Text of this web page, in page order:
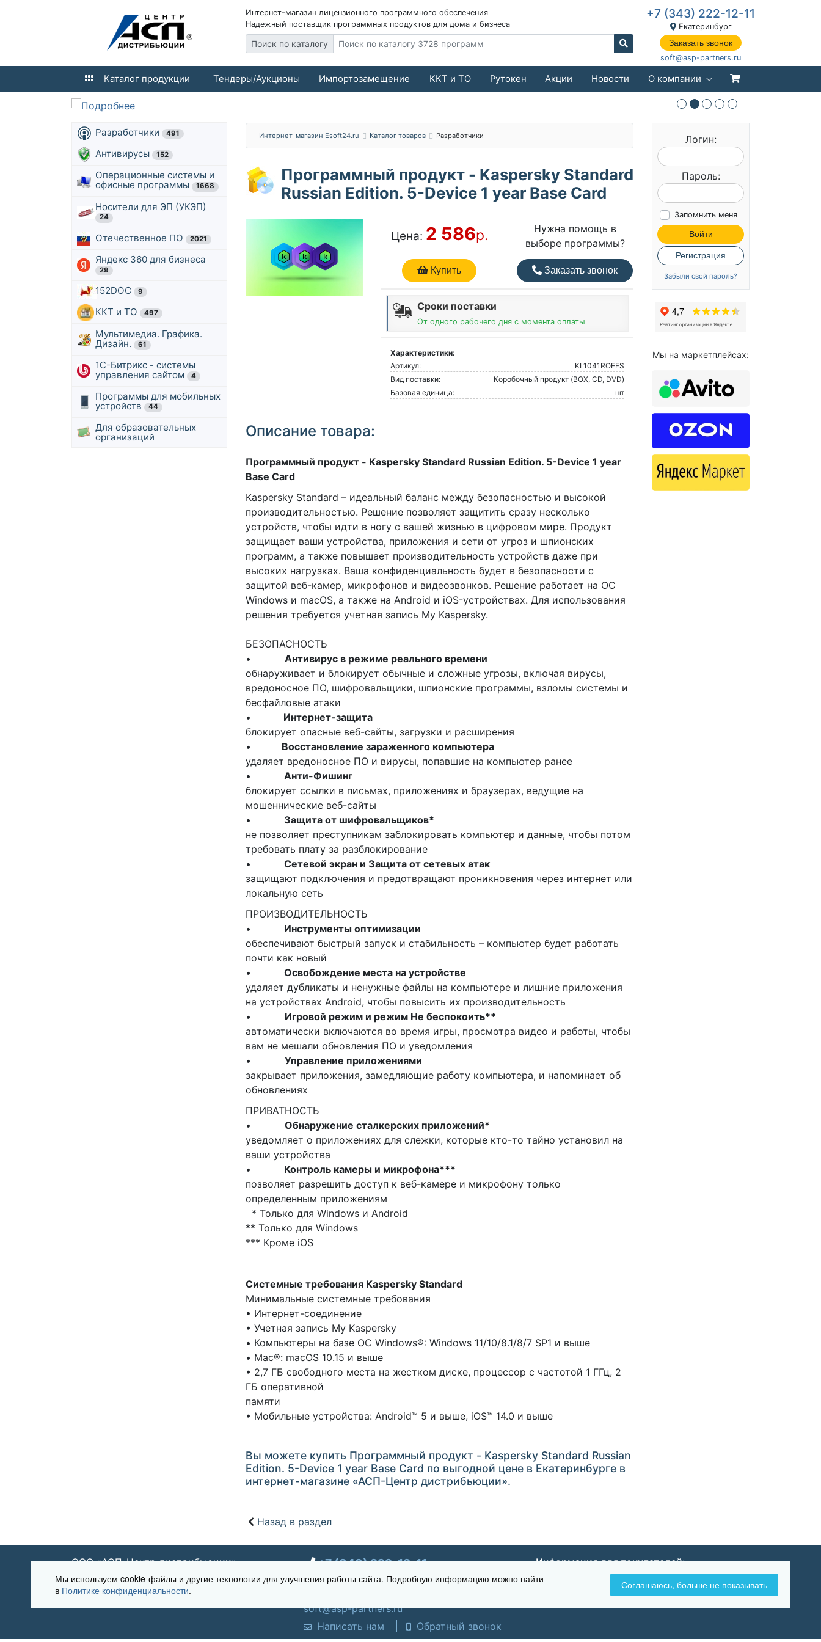
Интернет-магазин лицензионного программного обеспечения
Надежный поставщик программных продуктов для дома и бизнеса
Поиск по каталогу
+7 (343) 222-12-11
Екатеринбург
Заказать звонок
soft@asp-partners.ru
Каталог продукции Тендеры/Аукционы Импортозамещение ККТ и ТО Рутокен Акции Новости О компании
Разработчики 491
Антивирусы 152
Операционные системы и
офисные программы
1668
Носители для ЭП (УКЭП)
24
Отечественное ПО 2021
Яндекс 360 для бизнеса
29
152DOC 9
ККТ и ТО 497
Мультимедиа. Графика.
Дизайн.
61
1С-Битрикс - системы
управления сайтом
4
Программы для мобильных
устройств
44
Для образовательных
организаций
Интернет-магазин Esoft24.ru Каталог товаров Разработчики
Программный продукт - Kaspersky Standard
Russian Edition. 5-Device 1 year Base Card
Цена: 2 586р.
Купить
Нужна помощь в
выборе программы?
Заказать звонок
Сроки поставки
От одного рабочего дня с момента оплаты
Характеристики:
Артикул:
KL1041ROEFS
Вид поставки:
Коробочный продукт (BOX, CD, DVD)
Базовая единица:
шт
Описание товара:
Программный продукт - Kaspersky Standard Russian Edition. 5-Device 1 year
Base Card
Kaspersky Standard – идеальный баланс между безопасностью и высокой
производительностью. Решение позволяет защитить сразу несколько
устройств, чтобы идти в ногу с вашей жизнью в цифровом мире. Продукт
защищает ваши устройства, приложения и сети от угроз и шпионских
программ, а также повышает производительность устройств даже при
высоких нагрузках. Ваша конфиденциальность будет в безопасности с
защитой веб-камер, микрофонов и видеозвонков. Решение работает на ОС
Windows и macOS, а также на Android и iOS-устройствах. Для использования
решения требуется учетная запись My Kaspersky.
БЕЗОПАСНОСТЬ
• Антивирус в режиме реального времени
обнаруживает и блокирует обычные и сложные угрозы, включая вирусы,
вредоносное ПО, шифровальщики, шпионские программы, взломы системы и
бесфайловые атаки
•
Интернет-защита
блокирует опасные веб-сайты, загрузки и расширения
•
Восстановление зараженного компьютера
удаляет вредоносное ПО и вирусы, попавшие на компьютер ранее
•
Анти-Фишинг
блокирует ссылки в письмах, приложениях и браузерах, ведущие на
мошеннические веб-сайты
•
Защита от шифровальщиков*
не позволяет преступникам заблокировать компьютер и данные, чтобы потом
требовать плату за разблокирование
•
Сетевой экран и Защита от сетевых атак
защищают подключения и предотвращают проникновения через интернет или
локальную сеть
ПРОИЗВОДИТЕЛЬНОСТЬ
•
Инструменты оптимизации
обеспечивают быстрый запуск и стабильность – компьютер будет работать
почти как новый
•
Освобождение места на устройстве
удаляет дубликаты и ненужные файлы на компьютере и лишние приложения
на устройствах Android, чтобы повысить их производительность
• Игровой режим и режим Не беспокоить**
автоматически включаются во время игры, просмотра видео и работы, чтобы
вам не мешали обновления ПО и уведомления
• Управление приложениями
закрывает приложения, замедляющие работу компьютера, и напоминает об
обновлениях
ПРИВАТНОСТЬ
• Обнаружение сталкерских приложений*
уведомляет о приложениях для слежки, которые кто-то тайно установил на
ваши устройства
•
Контроль камеры и микрофона***
позволяет разрешить доступ к веб-камере и микрофону только
определенным приложениям
* Только для Windows и Android
** Только для Windows
*** Кроме iOS
Системные требования Kaspersky Standard
Минимальные системные требования
• Интернет-соединение
• Учетная запись My Kaspersky
• Компьютеры на базе ОС Windows®: Windows 11/10/8.1/8/7 SP1 и выше
• Mac®: macOS 10.15 и выше
• 2,7 ГБ свободного места на жестком диске, процессор с частотой 1 ГГц, 2
ГБ оперативной
памяти
• Мобильные устройства: Android™ 5 и выше, iOS™ 14.0 и выше
Вы можете купить Программный продукт - Kaspersky Standard Russian
Edition. 5-Device 1 year Base Card по выгодной цене в Екатеринбурге в
интернет-магазине «АСП-Центр дистрибьюции».
Назад в раздел
Логин:
Пароль:
Запомнить меня
Войти
Регистрация
Забыли свой пароль?
Мы на маркетплейсах:
ООО «АСП-Центр дистрибьюции» +7 (343) 222-12-11
г. Екатеринбург, ул. Щорса 7, офис 270
soft@asp-partners.ru
Написать нам
Обратный звонок
Информация для покупателей:
Оплата и доставка
Возврат и обмен товара
Мы используем cookie-файлы и другие технологии для улучшения работы сайта. Подробную информацию можно найти
в Политике конфиденциальности. Соглашаюсь, больше не показывать